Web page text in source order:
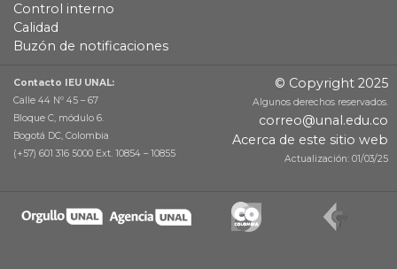
Control interno
Calidad
Buzón de notificaciones
Contacto IEU UNAL:
Calle 44 Nº 45 – 67
Bloque C, módulo 6.
Bogotá DC, Colombia
(+57) 601 316 5000 Ext. 10854 – 10855
© Copyright 2025
Algunos derechos reservados.
correo@unal.edu.co
Acerca de este sitio web
Actualización: 01/03/25